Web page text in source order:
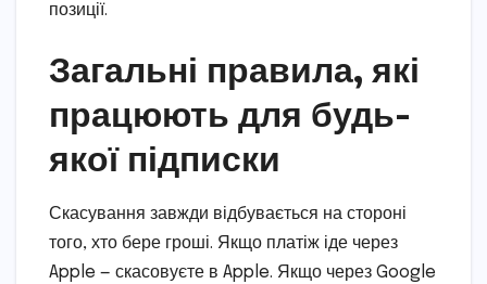
позиції.
Загальні правила, які
працюють для будь-
якої підписки
Скасування завжди відбувається на стороні
того, хто бере гроші. Якщо платіж іде через
Apple — скасовуєте в Apple. Якщо через Google